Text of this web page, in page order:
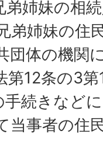
弟姉妹の相
弟姉妹の住
団体の機関
第12条の3
手続きなど
当事者の住